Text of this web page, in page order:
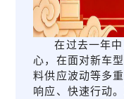
在过去一年
心，在面对新车
料供应波动等多
响应、快速行动